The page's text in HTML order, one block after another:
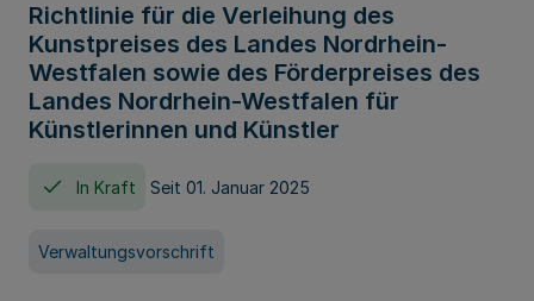
Richtlinie für die Verleihung des
Kunstpreises des Landes Nordrhein-
Westfalen sowie des Förderpreises des
Landes Nordrhein-Westfalen für
Künstlerinnen und Künstler
In Kraft Seit 01. Januar 2025
Verwaltungsvorschrift